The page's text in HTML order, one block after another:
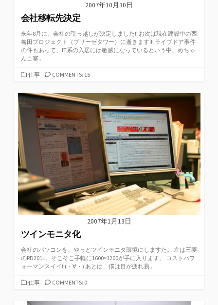
2007年10月30日
会社移転先決定
来年8月に、会社の引っ越しが決定しました!! お次は現在建設中の西
梅田プロジェクト（ブリーゼタワー）に逝きます!!! ライブドア事件
の件もあって、IT系の入居には敏感になっているという中、めちゃ
んこ審...
カ
ゴ
リ
仕事 COMMENTS: 15
2007年1月13日
ツインモニタ化
会社のパソコンを、やっとツインモニタ環境にしますた。 左は三菱
のRD201L。そこそこ手軽に1600×1200が手に入ります。 コストパフ
ォーマンスイイ!!(・∀・) あとは、僕は目が疲れ易...
カ
ゴ
仕事 COMMENTS: 0